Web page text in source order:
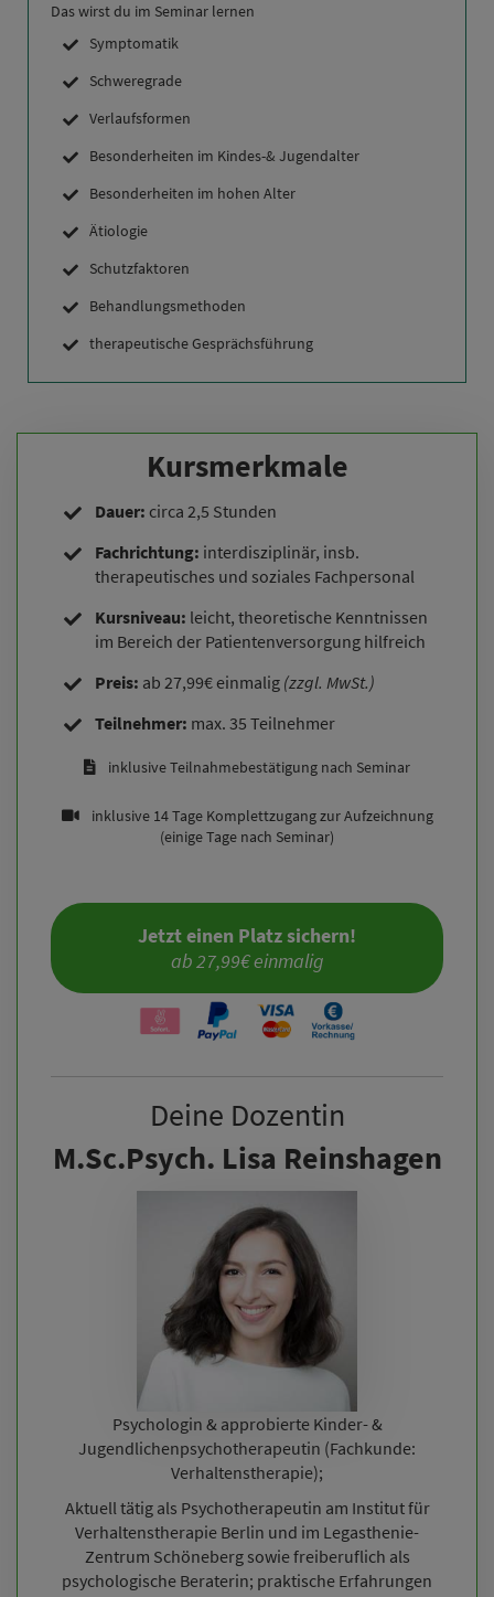
Das wirst du im Seminar lernen
Symptomatik
Schweregrade
Verlaufsformen
Besonderheiten im Kindes-& Jugendalter
Besonderheiten im hohen Alter
Ätiologie
Schutzfaktoren
Behandlungsmethoden
therapeutische Gesprächsführung
Kursmerkmale
Dauer: circa 2,5 Stunden
Fachrichtung: interdisziplinär, insb.
therapeutisches und soziales Fachpersonal
Kursniveau: leicht, theoretische Kenntnissen
im Bereich der Patientenversorgung hilfreich
Preis: ab 27,99€ einmalig (zzgl. MwSt.)
Teilnehmer: max. 35 Teilnehmer
inklusive Teilnahmebestätigung nach Seminar
inklusive 14 Tage Komplettzugang zur Aufzeichnung
(einige Tage nach Seminar)
Jetzt einen Platz sichern!
ab 27,99€ einmalig
Deine Dozentin
M.Sc.Psych. Lisa Reinshagen
Psychologin & approbierte Kinder- &
Jugendlichenpsychotherapeutin (Fachkunde:
Verhaltenstherapie);
Aktuell tätig als Psychotherapeutin am Institut für
Verhaltenstherapie Berlin und im Legasthenie-
Zentrum Schöneberg sowie freiberuflich als
psychologische Beraterin; praktische Erfahrungen